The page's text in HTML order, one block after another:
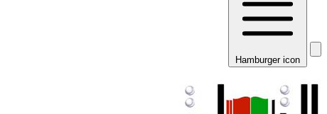
Hamburger icon